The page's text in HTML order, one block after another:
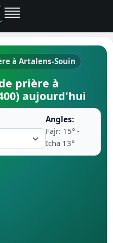
Heure de
Ramadan
à Artalens-Souin
prière à
aujourd'hui
Angles:
Fajr: 15° -
Icha 13°